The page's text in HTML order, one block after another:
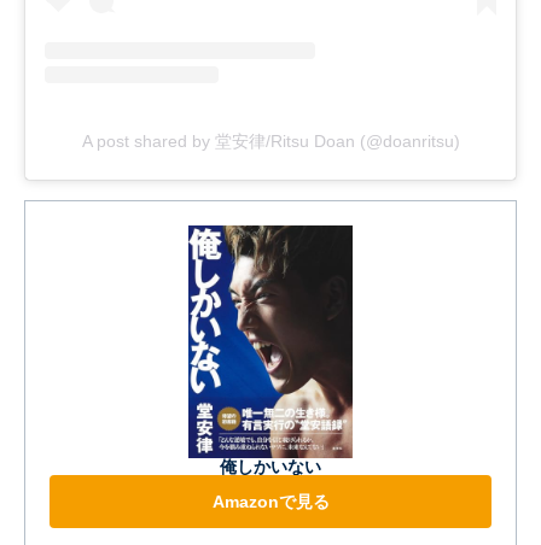
A post shared by 堂安律/Ritsu Doan (@doanritsu)
俺しかいない
Amazonで見る